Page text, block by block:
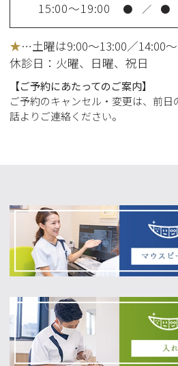
15:00～19:00 ● ／ ●
★…土曜は9:00～13:00／14:00
休診日：火曜、日曜、祝日
【ご予約にあたってのご案内】
ご予約のキャンセル・変更は、前
話よりご連絡ください。